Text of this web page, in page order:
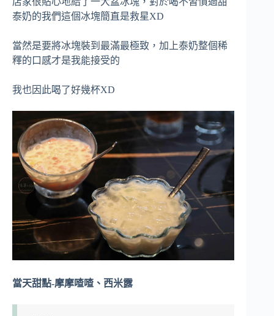
泰奶的我們這個冰塊簡直是救星XD
當然是要將冰塊裝到最滿最極致，加上泰奶整個稀
釋的口感才是我能接受的
我也因此喝了好幾杯XD
當天甜點-摩摩喳喳、西米露